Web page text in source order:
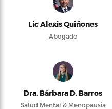
Lic Alexis Quiñones
Abogado
Dra. Bárbara D. Barros
Salud Mental & Menopausia